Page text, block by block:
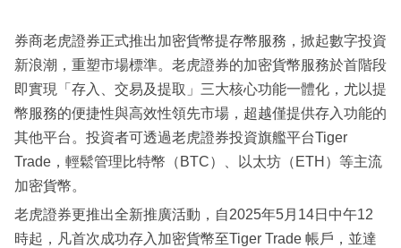
區
券商老虎證券正式推出加密貨幣提存幣服務，掀起數字投資
新浪潮，重塑市場標準。老虎證券的加密貨幣服務於首階段
即實現「存入、交易及提取」三大核心功能一體化，尤以提
幣服務的便捷性與高效性領先市場，超越僅提供存入功能的
其他平台。投資者可透過老虎證券投資旗艦平台Tiger
Trade，輕鬆管理比特幣（BTC）、以太坊（ETH）等主流
加密貨幣。
老虎證券更推出全新推廣活動，自2025年5月14日中午12
時起，凡首次成功存入加密貨幣至Tiger Trade 帳戶，並達